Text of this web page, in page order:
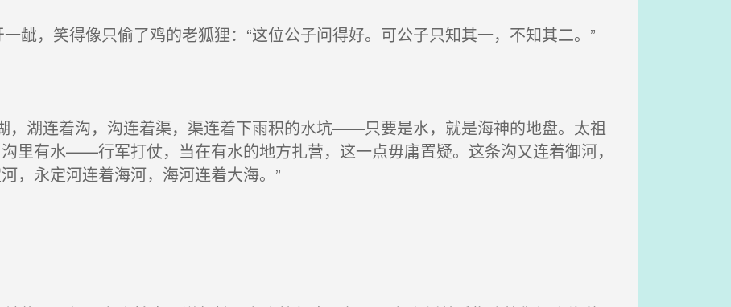
龇，笑得像只偷了鸡的老狐狸：“这位公子问得好。可公子只知其一，不知其二。”
，湖连着沟，沟连着渠，渠连着下雨积的水坑——只要是水，就是海神的地盘。太祖
里有水——行军打仗，当在有水的地方扎营，这一点毋庸置疑。这条沟又连着御河，
，永定河连着海河，海河连着大海。”